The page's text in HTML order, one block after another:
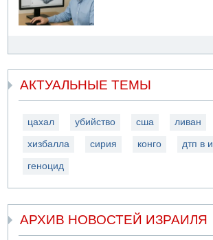
АКТУАЛЬНЫЕ ТЕМЫ
цахал убийство сша ливан
хизбалла сирия конго дтп в
геноцид
АРХИВ НОВОСТЕЙ ИЗРАИЛЯ